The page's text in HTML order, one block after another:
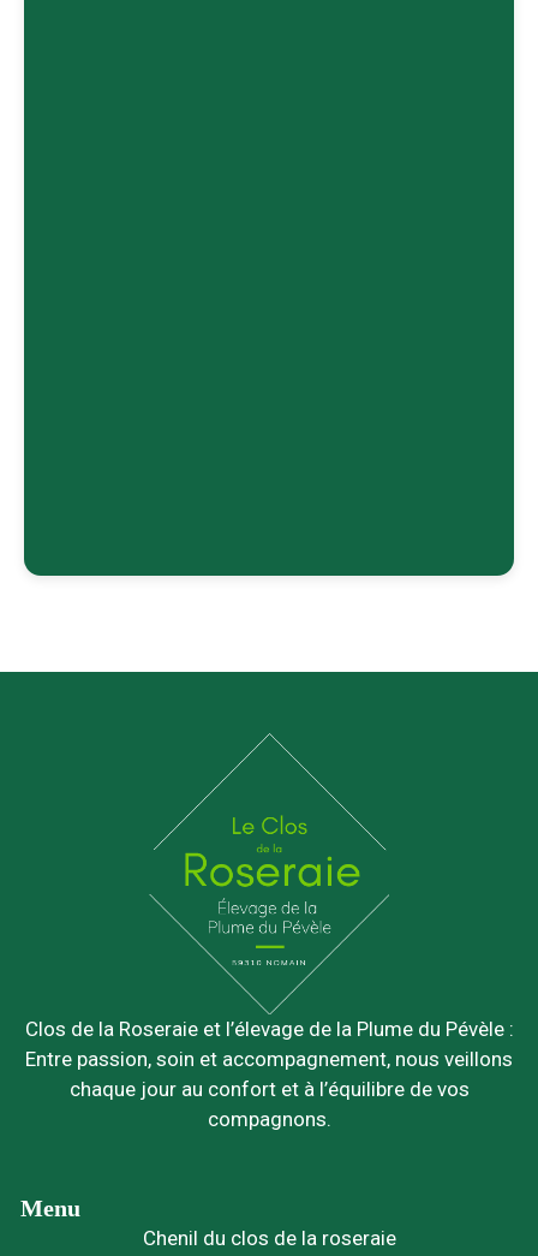
Clos de la Roseraie et l’élevage de la Plume du Pévèle :
Entre passion, soin et accompagnement, nous veillons
chaque jour au confort et à l’équilibre de vos
compagnons.
Menu
Chenil du clos de la roseraie